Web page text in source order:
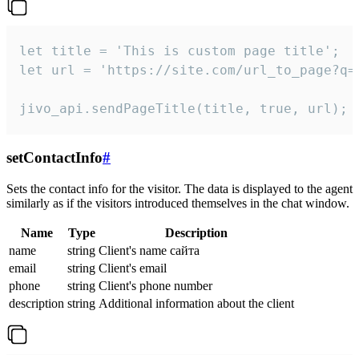
let title = 'This is custom page title';
let url = 'https://site.com/
jivo_api.sendPageTitle(title, true, url);
setContactInfo#
Sets the contact info for the visitor. The data is displayed to the agent
similarly as if the visitors introduced themselves in the chat window.
Name Type
Description
name
string Client's name сайта
email
string Client's email
phone
string Client's phone number
description string Additional information about the client